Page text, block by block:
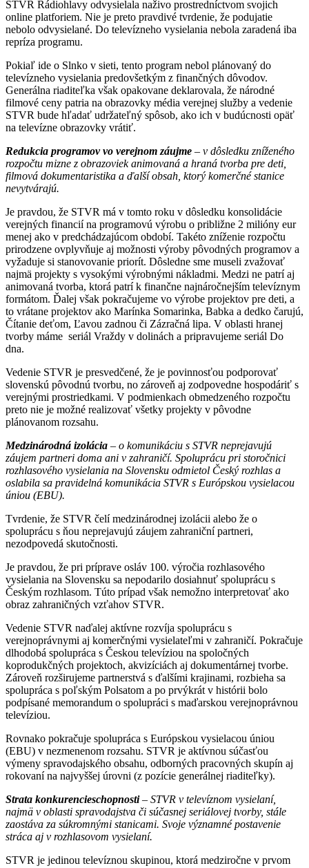
STVR Rádiohlavy odvysielala naživo prostredníctvom svojich
online platforiem. Nie je preto pravdivé tvrdenie, že podujatie
nebolo odvysielané. Do televízneho vysielania nebola zaradená iba
repríza programu.
Pokiaľ ide o Slnko v sieti, tento program nebol plánovaný do
televízneho vysielania predovšetkým z finančných dôvodov.
Generálna riaditeľka však opakovane deklarovala, že národné
filmové ceny patria na obrazovky média verejnej služby a vedenie
STVR bude hľadať udržateľný spôsob, ako ich v budúcnosti opäť
na televízne obrazovky vrátiť.
Redukcia programov vo verejnom záujme – v dôsledku zníženého
rozpočtu mizne z obrazoviek animovaná a hraná tvorba pre deti,
filmová dokumentaristika a ďalší obsah, ktorý komerčné stanice
nevytvárajú.
Je pravdou, že STVR má v tomto roku v dôsledku konsolidácie
verejných financií na programovú výrobu o približne 2 milióny eur
menej ako v predchádzajúcom období. Takéto zníženie rozpočtu
prirodzene ovplyvňuje aj možnosti výroby pôvodných programov a
vyžaduje si stanovovanie priorít. Dôsledne sme museli zvažovať
najmä projekty s vysokými výrobnými nákladmi. Medzi ne patrí aj
animovaná tvorba, ktorá patrí k finančne najnáročnejším televíznym
formátom. Ďalej však pokračujeme vo výrobe projektov pre deti, a
to vrátane projektov ako Marínka Somarinka, Babka a dedko čarujú,
Čítanie deťom, Ľavou zadnou či Zázračná lipa. V oblasti hranej
tvorby máme seriál Vraždy v dolinách a pripravujeme seriál Do
dna.
Vedenie STVR je presvedčené, že je povinnosťou podporovať
slovenskú pôvodnú tvorbu, no zároveň aj zodpovedne hospodáriť s
verejnými prostriedkami. V podmienkach obmedzeného rozpočtu
preto nie je možné realizovať všetky projekty v pôvodne
plánovanom rozsahu.
Medzinárodná izolácia – o komunikáciu s STVR neprejavujú
záujem partneri doma ani v zahraničí. Spoluprácu pri storočnici
rozhlasového vysielania na Slovensku odmietol Český rozhlas a
oslabila sa pravidelná komunikácia STVR s Európskou vysielacou
úniou (EBU).
Tvrdenie, že STVR čelí medzinárodnej izolácii alebo že o
spoluprácu s ňou neprejavujú záujem zahraniční partneri,
nezodpovedá skutočnosti.
Je pravdou, že pri príprave osláv 100. výročia rozhlasového
vysielania na Slovensku sa nepodarilo dosiahnuť spoluprácu s
Českým rozhlasom. Túto prípad však nemožno interpretovať ako
obraz zahraničných vzťahov STVR.
Vedenie STVR naďalej aktívne rozvíja spoluprácu s
verejnoprávnymi aj komerčnými vysielateľmi v zahraničí. Pokračuje
dlhodobá spolupráca s Českou televíziou na spoločných
koprodukčných projektoch, akvizíciách aj dokumentárnej tvorbe.
Zároveň rozširujeme partnerstvá s ďalšími krajinami, rozbieha sa
spolupráca s poľským Polsatom a po prvýkrát v histórii bolo
podpísané memorandum o spolupráci s maďarskou verejnoprávnou
televíziou.
Rovnako pokračuje spolupráca s Európskou vysielacou úniou
(EBU) v nezmenenom rozsahu. STVR je aktívnou súčasťou
výmeny spravodajského obsahu, odborných pracovných skupín aj
rokovaní na najvyššej úrovni (z pozície generálnej riaditeľky).
Strata konkurencieschopnosti– STVR v televíznom vysielaní,
najmä v oblasti spravodajstva či súčasnej seriálovej tvorby, stále
zaostáva za súkromnými stanicami. Svoje významné postavenie
stráca aj v rozhlasovom vysielaní.
STVR je jedinou televíznou skupinou, ktorá medziročne v prvom